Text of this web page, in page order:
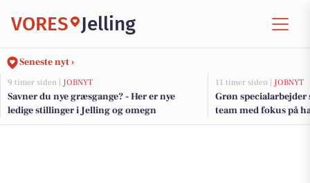
VORES Jelling
Seneste nyt ›
9 timer siden | JOBNYT
Savner du nye græsgange? - Her er nye
ledige stillinger i Jelling og omegn
11 timer siden | JOBNYT
Grøn specialarbejder
team med fokus på